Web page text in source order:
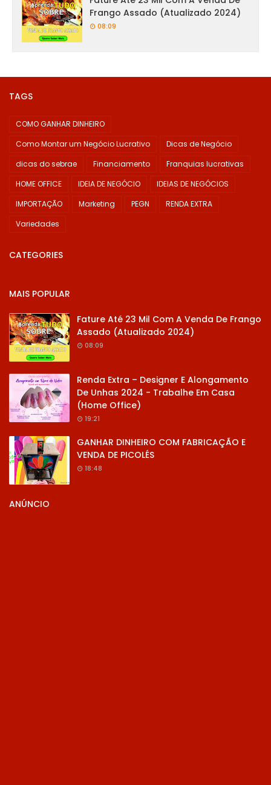
Frango Assado (Atualizado 2024)
08:09
TAGS
COMO GANHAR DINHEIRO
Como Montar um Negócio Lucrativo
Dicas de Negócio
dicas do sebrae
Financiamento
Franquias lucrativas
HOME OFFICE
IDEIA DE NEGÓCIO
IDEIAS DE NEGÓCIOS
IMPORTAÇÃO
Marketing PEGN
RENDA EXTRA
Variedades
CATEGORIES
MAIS POPULAR
Fature Até 23 Mil Com A Venda De Frango
Assado (Atualizado 2024)
08:09
Renda Extra – Designer E Alongamento
De Unhas 2024 - Trabalhe Em Casa
(Home Office)
19:21
GANHAR DINHEIRO COM FABRICAÇÃO E
VENDA DE PICOLÉS
18:48
ANÚNCIO